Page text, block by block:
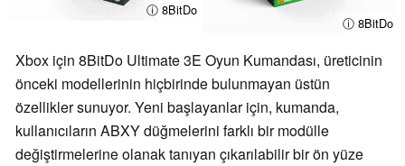
ⓘ 8BitDo
ⓘ 8BitDo
Xbox için 8BitDo Ultimate 3E Oyun Kumandası, üreticinin
önceki modellerinin hiçbirinde bulunmayan üstün
özellikler sunuyor. Yeni başlayanlar için, kumanda,
kullanıcıların ABXY düğmelerini farklı bir modülle
değiştirmelerine olanak tanıyan çıkarılabilir bir ön yüze